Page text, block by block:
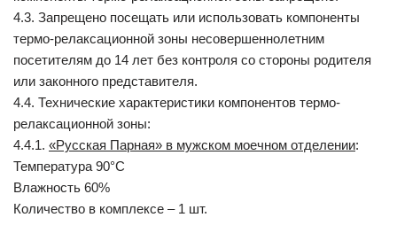
4.3. Запрещено посещать или использовать компоненты
термо-релаксационной зоны несовершеннолетним
посетителям до 14 лет без контроля со стороны родителя
или законного представителя.
4.4. Технические характеристики компонентов термо-
релаксационной зоны:
4.4.1. «Русская Парная» в мужском моечном отделении:
Температура 90°С
Влажность 60%
Количество в комплексе – 1 шт.